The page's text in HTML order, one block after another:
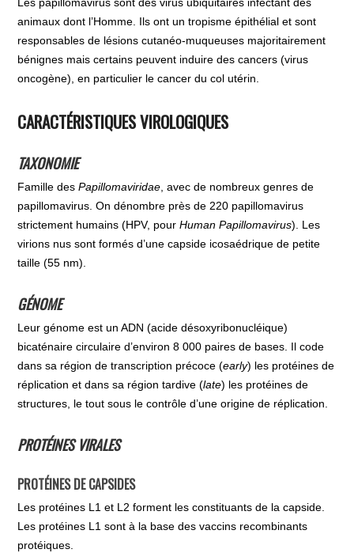
Les papillomavirus sont des virus ubiquitaires infectant des
animaux dont l’Homme. Ils ont un tropisme épithélial et sont
responsables de lésions cutanéo-muqueuses majoritairement
bénignes mais certains peuvent induire des cancers (virus
oncogène), en particulier le cancer du col utérin.
CARACTÉRISTIQUES VIROLOGIQUES
TAXONOMIE
Famille desPapillomaviridae, avec de nombreux genres de
papillomavirus. On dénombre près de 220 papillomavirus
strictement humains (HPV, pourHuman Papillomavirus). Les
virions nus sont formés d’une capside icosaédrique de petite
taille (55 nm).
GÉNOME
Leur génome est un ADN (acide désoxyribonucléique)
bicaténaire circulaire d’environ 8 000 paires de bases. Il code
dans sa région de transcription précoce (early) les protéines de
réplication et dans sa région tardive (late) les protéines de
structures, le tout sous le contrôle d’une origine de réplication.
PROTÉINES VIRALES
PROTÉINES DE CAPSIDES
Les protéines L1 et L2 forment les constituants de la capside.
Les protéines L1 sont à la base des vaccins recombinants
protéiques.